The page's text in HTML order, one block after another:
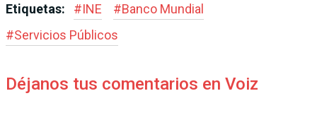
Etiquetas: #INE #Banco Mundial
#Servicios Públicos
Déjanos tus comentarios en Voiz